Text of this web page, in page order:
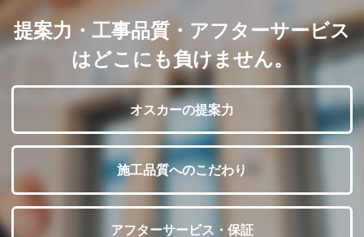
提案力・工事品質・アフターサービス
はどこにも負けません。
オスカーの提案力
施工品質へのこだわり
アフターサービス・保証